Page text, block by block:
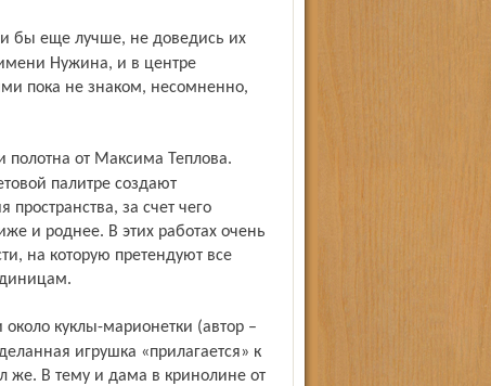
Нужина, и в центре
пока не знаком, несомненно,
палитре создают
за счет чего
и роднее. В этих работах очень
на которую претендуют все
игрушка «прилагается» к
В тему и дама в кринолине от